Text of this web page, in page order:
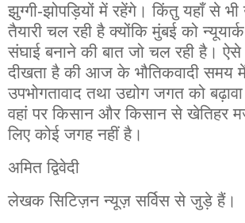
झुग्गी-झोपड़ियों में रहेंगे। किंतु यहाँ से
तैयारी चल रही है क्योंकि मुंबई को
संघाई बनाने की बात जो चल रही है।
दीखता है की आज के भौतिकवादी समय
उपभोगतावाद तथा उद्योग जगत को बढ़ावा
वहां पर किसान और किसान से खेतिहर
लिए कोई जगह नहीं है।
अमित द्विवेदी
लेखक सिटिज़न न्यूज़ सर्विस से जुड़े हैं।